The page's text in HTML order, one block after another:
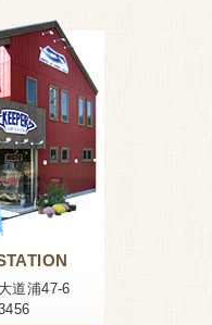
道浦47-6